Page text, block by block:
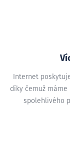
Internet
díky čemuž
spolehlivého